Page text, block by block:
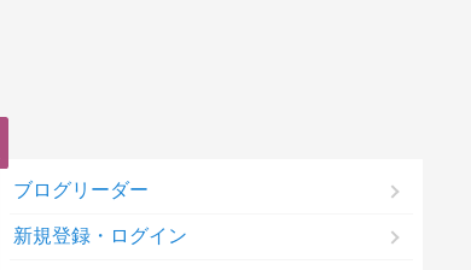
ブログリーダー
新規登録・ログイン